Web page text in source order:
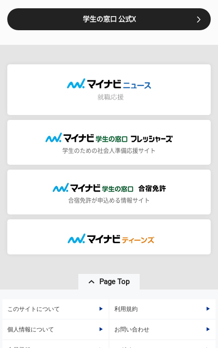
学生の窓口 公式X
学生のための社会人準備応援サイト
合宿免許が申込める情報サイト
Page Top
このサイトについて 利用規約
個人情報について お問い合わせ